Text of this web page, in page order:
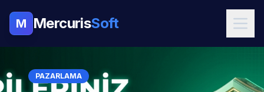
M MercurisSoft
PAZARLAMA